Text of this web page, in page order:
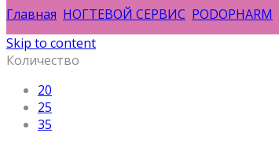
Главная НОГТЕВОЙ СЕРВИС PODOPHARM
Skip to content
Количество
20
25
35